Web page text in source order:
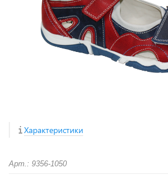
Характеристики
Арт.: 9356-1050